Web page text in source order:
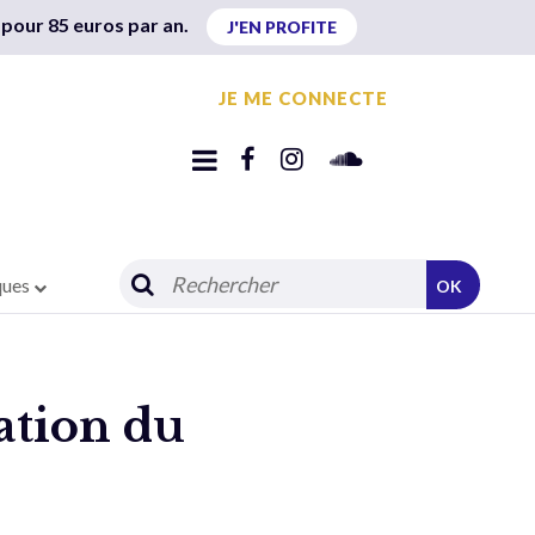
85 euros par an. J'EN PROFITE
JE ME CONNECTE
OK
du